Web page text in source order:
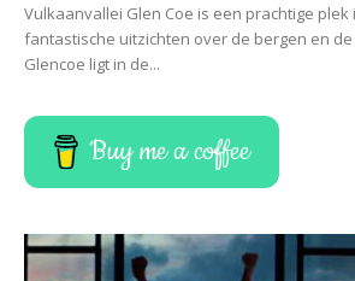
Vulkaanvallei Glen Coe is een prachtige plek
fantastische uitzichten over de bergen en
Glencoe ligt in de...
Buy me a coffee